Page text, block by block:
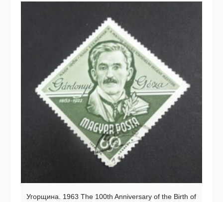
Угорщина. 1963 The 100th Anniversary of the Birth of